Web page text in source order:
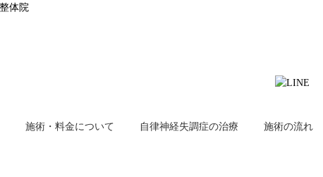
施術・料金について 自律神経失調症の治療 施術の流れ